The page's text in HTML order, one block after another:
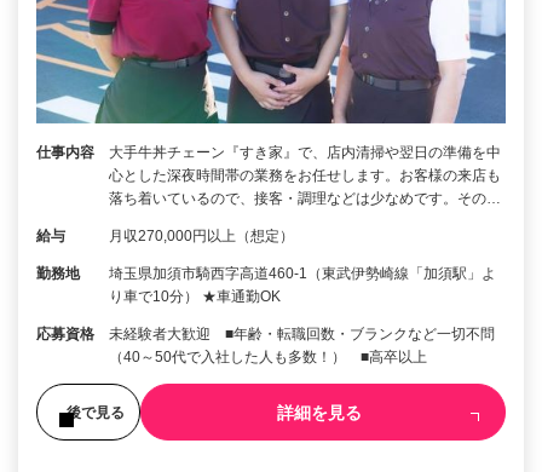
仕事内容
大手牛丼チェーン『すき家』で、店内清掃や翌日の準備を中
心とした深夜時間帯の業務をお任せします。お客様の来店も
落ち着いているので、接客・調理などは少なめです。その…
給与 月収270,000円以上（想定）
勤務地
埼玉県加須市騎西字高道460-1（東武伊勢崎線「加須駅」よ
り車で10分） ★車通勤OK
応募資格
未経験者大歓迎 ■年齢・転職回数・ブランクなど一切不問
（40～50代で入社した人も多数！） ■高卒以上
後で見る 詳細を見る